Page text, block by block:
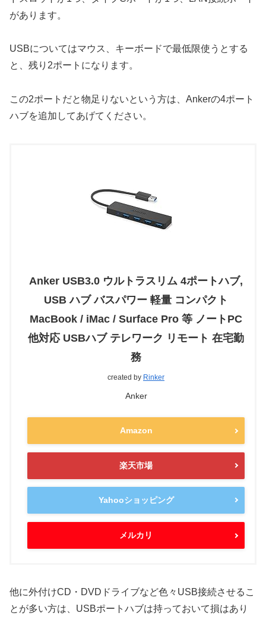
があります。
USBについてはマウス、キーボードで最低限使うとする
と、残り2ポートになります。
この2ポートだと物足りないという方は、Ankerの4ポート
ハブを追加してあげてください。
Anker USB3.0 ウルトラスリム 4ポートハブ,
USB ハブ バスパワー 軽量 コンパクト
MacBook / iMac / Surface Pro 等 ノートPC
他対応 USBハブ テレワーク リモート 在宅勤
務
created by Rinker
Anker
Amazon
楽天市場
Yahooショッピング
メルカリ
他に外付けCD・DVDドライブなど色々USB接続させるこ
とが多い方は、USBポートハブは持っておいて損はあり